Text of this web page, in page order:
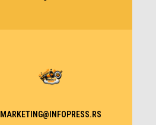
MARKETING@INFOPRESS.RS